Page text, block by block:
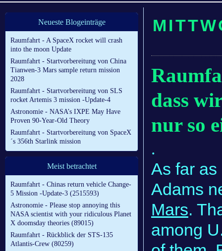
Neueste Blogeinträge
Raumfahrt - A SpaceX rocket will crash
into the moon Update
Raumfahrt - Startvorbereitung von China
Tianwen-3 Mars sample return mission
2028
Raumfahrt - Startvorbereitung von SLS
rocket Artemis 3 mission -Update-4
Astronomie - NASA’s IXPE May Have
Proven 90-Year-Old Theory
Raumfahrt - Startvorbereitung von SpaceX
´s 356th Starlink mission
Meist betrachtet
Raumfahrt - Chinas return vehicle Change-
5 Mission -Update-3 (2515593)
Astronomie - Please stop annoying this
NASA scientist with your ridiculous Planet
X doomsday theories (89015)
Raumfahrt - Rückblick der STS-135
Atlantis-Crew (80259)
dass
nur so
.
As far
Adams
Mars.
among